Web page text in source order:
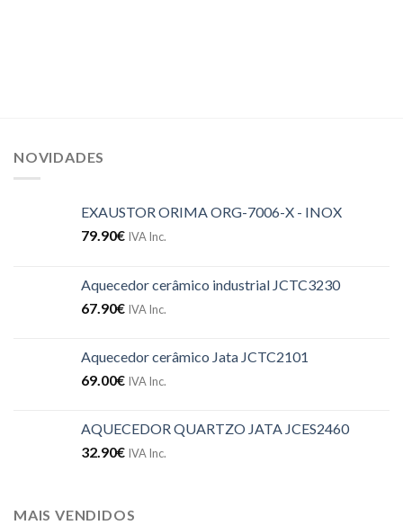
NOVIDADES
EXAUSTOR ORIMA ORG-7006-X - INOX
79.90€ IVA Inc.
Aquecedor cerâmico industrial JCTC3230
67.90€ IVA Inc.
Aquecedor cerâmico Jata JCTC2101
69.00€ IVA Inc.
AQUECEDOR QUARTZO JATA JCES2460
32.90€ IVA Inc.
MAIS VENDIDOS